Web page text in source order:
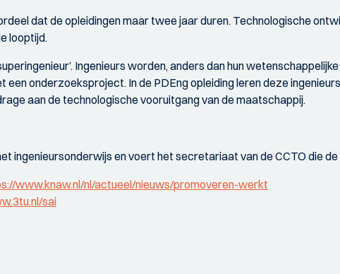
dat de opleidingen maar twee jaar duren. Technologische
looptijd.
Ingenieurs worden, anders dan hun
onderzoeksproject. In de PDEng opleiding leren deze
aan de technologische vooruitgang van de maatschappij.
ingenieursonderwijs en voert het secretariaat van de CCTO die
www.knaw.nl/nl/actueel/nieuws/promoveren-werkt
sai